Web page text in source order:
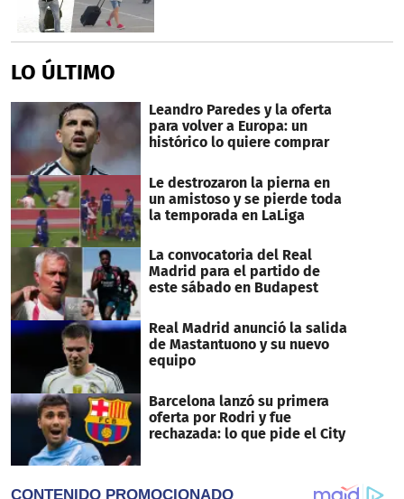
LO ÚLTIMO
Leandro Paredes y la oferta
para volver a Europa: un
histórico lo quiere comprar
Le destrozaron la pierna en
un amistoso y se pierde toda
la temporada en LaLiga
La convocatoria del Real
Madrid para el partido de
este sábado en Budapest
Real Madrid anunció la salida
de Mastantuono y su nuevo
equipo
Barcelona lanzó su primera
oferta por Rodri y fue
rechazada: lo que pide el City